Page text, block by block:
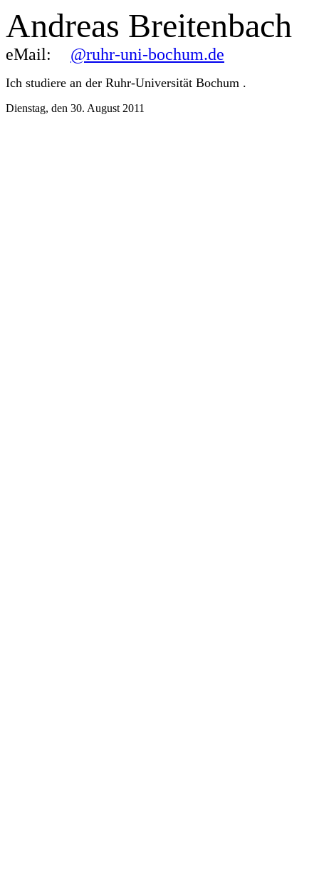
Andreas Breitenbach
eMail: @ruhr-uni-bochum.de
Ich studiere an der Ruhr-Universität Bochum .
Dienstag, den 30. August 2011